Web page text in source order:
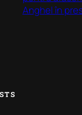
Anghel în